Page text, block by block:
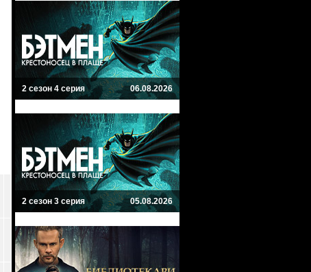
2 сезон 4 серия 06.08.2026
2 сезон 3 серия 05.08.2026